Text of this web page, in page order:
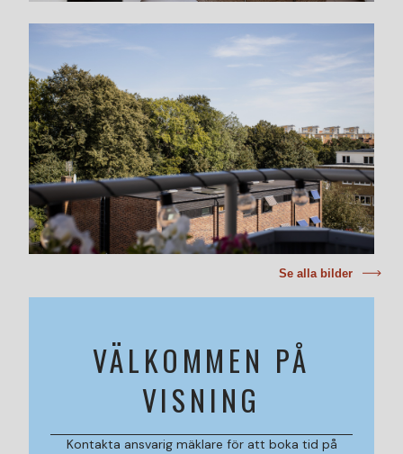
Se alla bilder
VÄLKOMMEN PÅ
VISNING
Kontakta ansvarig mäklare för att boka tid på